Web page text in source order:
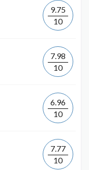
9.75
10
7.98
10
6.96
10
7.77
10